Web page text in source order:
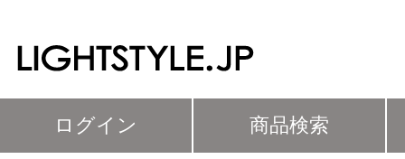
ログイン 商品検索